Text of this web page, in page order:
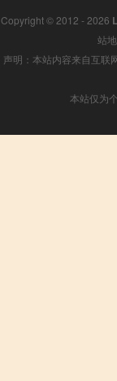
Copyright © 2012 - 2026
站
声明：本站内容来自互联
本站仅为